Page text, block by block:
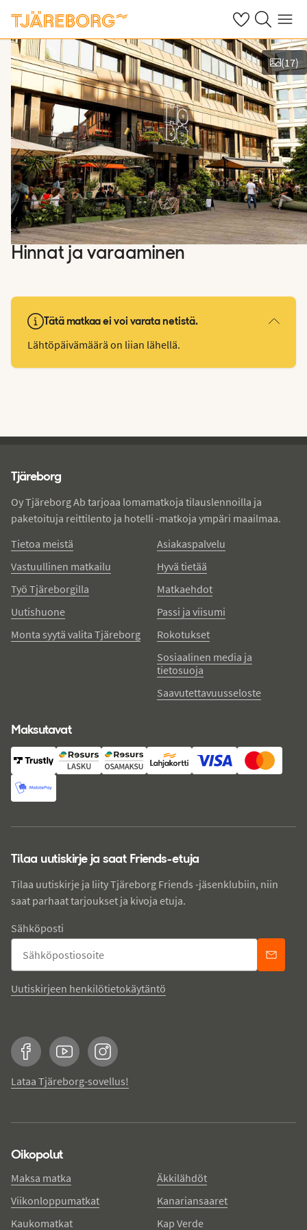
OmatHaku Valikko
Näytä kuvia
(17)
Hinnat ja varaaminen
Tätä matkaa ei voi varata netistä.
Lähtöpäivämäärä on liian lähellä.
Tjäreborg
Oy Tjäreborg Ab tarjoaa lomamatkoja tilauslennoilla ja
paketoituja reittilento ja hotelli -matkoja ympäri maailmaa.
Tietoa meistä
Vastuullinen matkailu
Työ Tjäreborgilla
Uutishuone
Monta syytä valita Tjäreborg
Asiakaspalvelu
Hyvä tietää
Matkaehdot
Passi ja viisumi
Rokotukset
Sosiaalinen media ja
tietosuoja
Saavutettavuusseloste
Maksutavat
Tilaa uutiskirje ja saat Friends-etuja
Tilaa uutiskirje ja liity Tjäreborg Friends -jäsenklubiin, niin
saat parhaat tarjoukset ja kivoja etuja.
Sähköposti
Uutiskirjeen henkilötietokäytäntö
FacebookYouTubeInstagram
Lataa Tjäreborg-sovellus!
Oikopolut
Maksa matka
Viikonloppumatkat
Kaukomatkat
Äkkilähdöt
Kanariansaaret
Kap Verde